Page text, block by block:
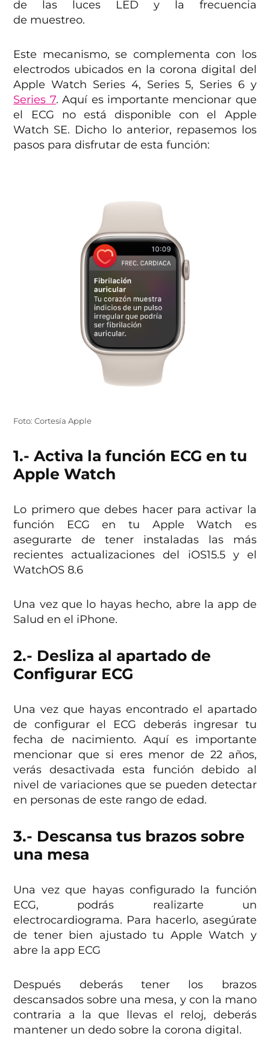
de las luces LED y la frecuencia
de muestreo.
Este mecanismo, se complementa con los
electrodos ubicados en la corona digital del
Apple Watch Series 4, Series 5, Series 6 y
Series 7. Aquí es importante mencionar que
el ECG no está disponible con el Apple
Watch SE. Dicho lo anterior, repasemos los
pasos para disfrutar de esta función:
Foto: Cortesía Apple
1.- Activa la función ECG en tu
Apple Watch
Lo primero que debes hacer para activar la
función ECG en tu Apple Watch es
asegurarte de tener instaladas las más
recientes actualizaciones del iOS15.5 y el
WatchOS 8.6
Una vez que lo hayas hecho, abre la app de
Salud en el iPhone.
2.- Desliza al apartado de
Configurar ECG
Una vez que hayas encontrado el apartado
de configurar el ECG deberás ingresar tu
fecha de nacimiento. Aquí es importante
mencionar que si eres menor de 22 años,
verás desactivada esta función debido al
nivel de variaciones que se pueden detectar
en personas de este rango de edad.
3.- Descansa tus brazos sobre
una mesa
Una vez que hayas configurado la función
ECG, podrás realizarte un
electrocardiograma. Para hacerlo, asegúrate
de tener bien ajustado tu Apple Watch y
abre la app ECG
Después deberás tener los brazos
descansados sobre una mesa, y con la mano
contraria a la que llevas el reloj, deberás
mantener un dedo sobre la corona digital.